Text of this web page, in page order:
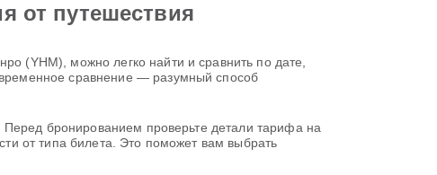
от путешествия
(YHM), можно легко найти и сравнить по дате,
сравнение — разумный способ
Перед бронированием проверьте детали тарифа на
от типа билета. Это поможет вам выбрать